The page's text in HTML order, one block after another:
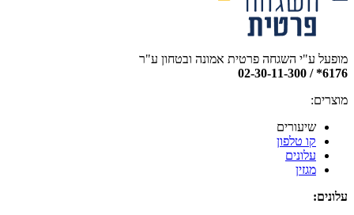
מופעל ע"י השגחה פרטית אמונה ובטחון ע"ר
6176* / 02-30-11-300
מוצרים:
שיעורים
קו טלפון
עלונים
מגזין
עלונים: